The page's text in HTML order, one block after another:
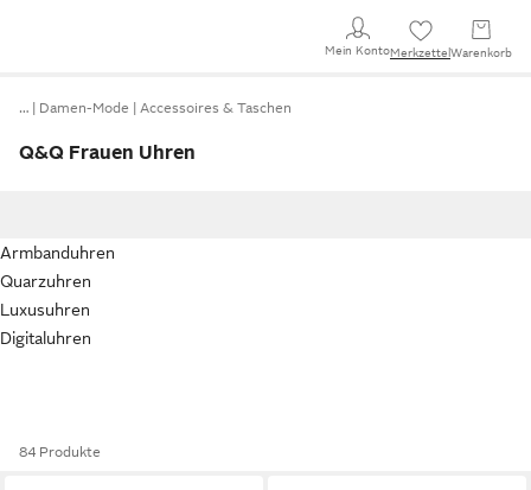
Mein KontoMerkzettel Warenkorb
… Damen-Mode Accessoires & Taschen
Q&Q Frauen Uhren
Armbanduhren
Quarzuhren
Luxusuhren
Digitaluhren
84 Produkte